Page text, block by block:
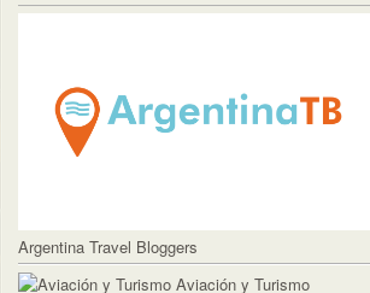
Argentina Travel Bloggers
Aviación y Turismo